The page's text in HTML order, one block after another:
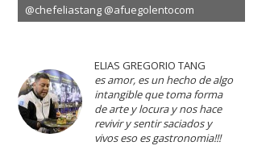
@chefeliastang @afuegolentocom
ELIAS GREGORIO TANG
es amor, es un hecho de algo
intangible que toma forma
de arte y locura y nos hace
revivir y sentir saciados y
vivos eso es gastronomia!!!